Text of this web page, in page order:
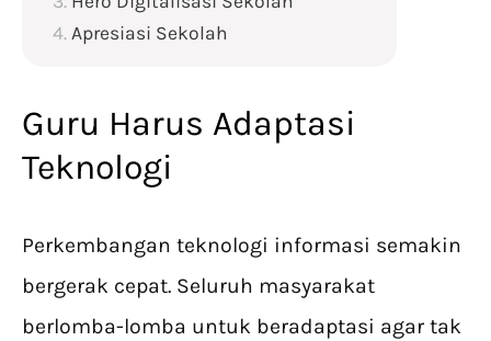
Apresiasi Sekolah
Guru Harus Adaptasi
Teknologi
Perkembangan teknologi informasi semakin
bergerak cepat. Seluruh masyarakat
berlomba-lomba untuk beradaptasi agar tak